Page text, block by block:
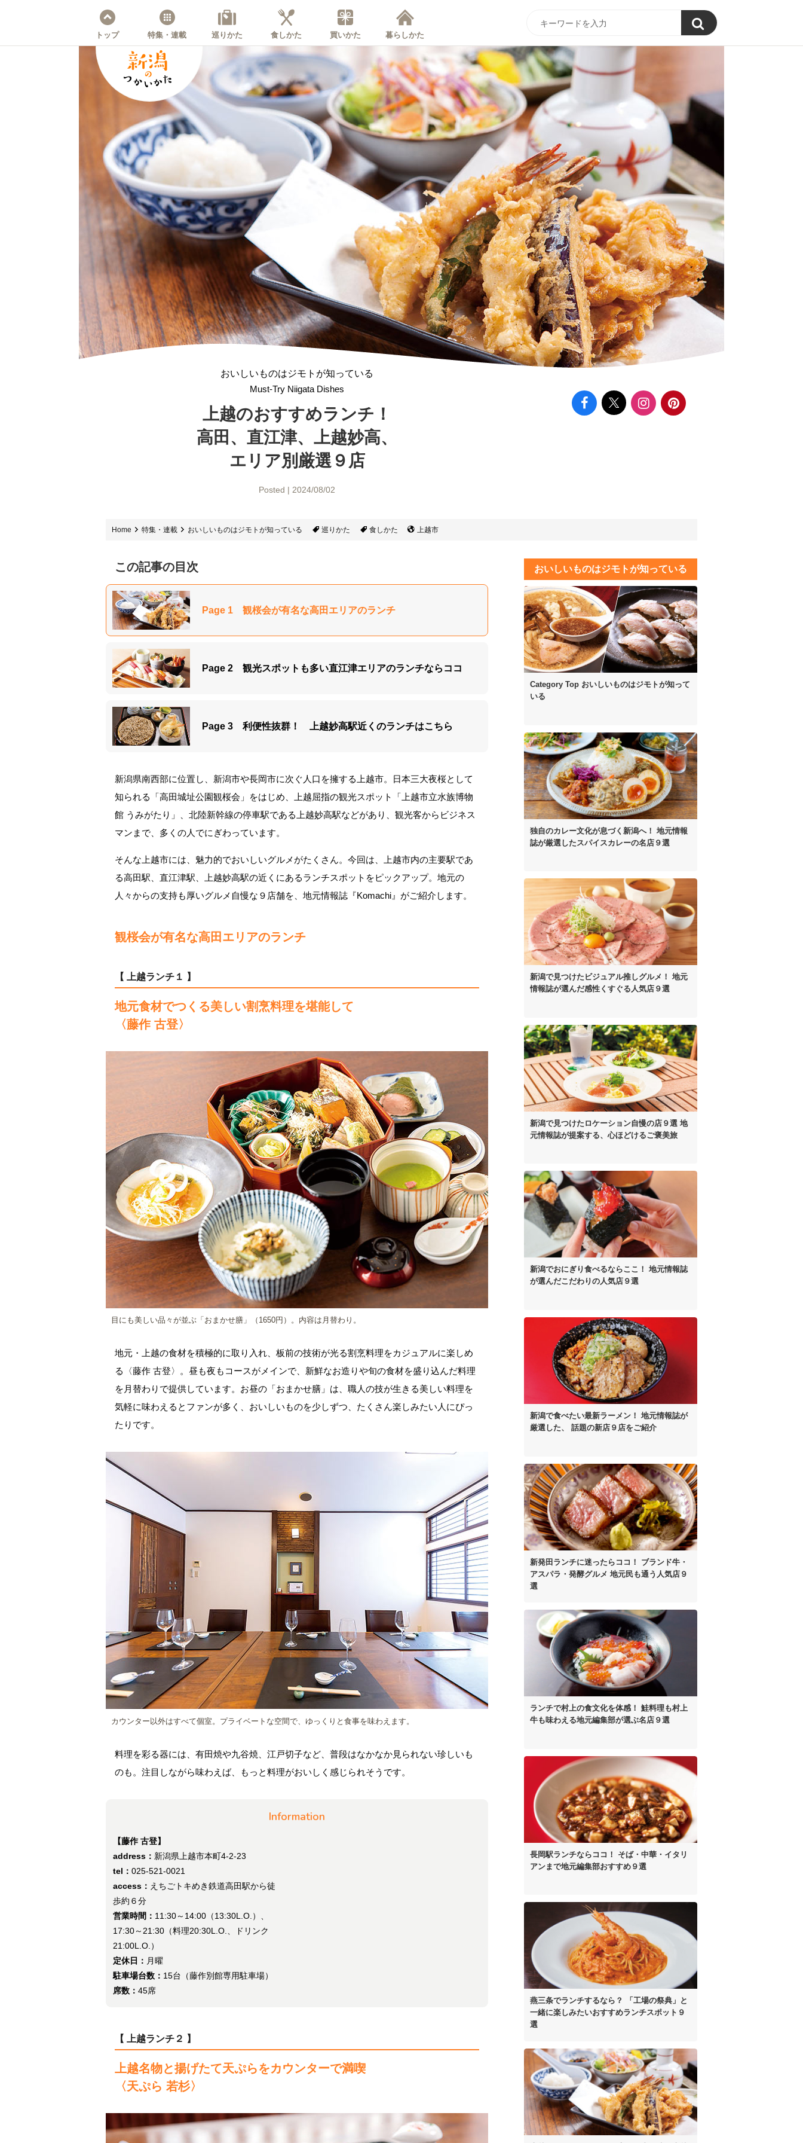
トップ 特集・連載 巡りかた 食しかた 買いかた 暮らしかた
おいしいものはジモトが知っている
Must-Try Niigata Dishes
上越のおすすめランチ！
高田、直江津、上越妙高、
エリア別厳選９店
Posted | 2024/08/02
Home 特集・連載 おいしいものはジモトが知っている 巡りかた 食しかた 上越市
この記事の目次
Page 1 観桜会が有名な高田エリアのランチ
Page 2 観光スポットも多い直江津エリアのランチならココ
Page 3 利便性抜群！ 上越妙高駅近くのランチはこちら
新潟県南西部に位置し、新潟市や長岡市に次ぐ人口を擁する上越市。日本三大夜桜として
知られる「高田城址公園観桜会」をはじめ、上越屈指の観光スポット「上越市立水族博物
館 うみがたり」、北陸新幹線の停車駅である上越妙高駅などがあり、観光客からビジネス
マンまで、多くの人でにぎわっています。
そんな上越市には、魅力的でおいしいグルメがたくさん。今回は、上越市内の主要駅であ
る高田駅、直江津駅、上越妙高駅の近くにあるランチスポットをピックアップ。地元の
人々からの支持も厚いグルメ自慢な９店舗を、地元情報誌『Komachi』がご紹介します。
観桜会が有名な高田エリアのランチ
【 上越ランチ１ 】
地元食材でつくる美しい割烹料理を堪能して
〈藤作 古登〉
目にも美しい品々が並ぶ「おまかせ膳」（1650円）。内容は月替わり。
地元・上越の食材を積極的に取り入れ、板前の技術が光る割烹料理をカジュアルに楽しめ
る〈藤作 古登〉。昼も夜もコースがメインで、新鮮なお造りや旬の食材を盛り込んだ料理
を月替わりで提供しています。お昼の「おまかせ膳」は、職人の技が生きる美しい料理を
気軽に味わえるとファンが多く、おいしいものを少しずつ、たくさん楽しみたい人にぴっ
たりです。
カウンター以外はすべて個室。プライベートな空間で、ゆっくりと食事を味わえます。
料理を彩る器には、有田焼や九谷焼、江戸切子など、普段はなかなか見られない珍しいも
のも。注目しながら味わえば、もっと料理がおいしく感じられそうです。
Information
【藤作 古登】
address： 新潟県上越市本町4-2-23
tel： 025-521-0021
access： えちごトキめき鉄道高田駅から徒
歩約６分
営業時間： 11:30～14:00（13:30L.O.）、
17:30～21:30（料理20:30L.O.、ドリンク
21:00L.O.）
定休日： 月曜
駐車場台数： 15台（藤作別館専用駐車場）
席数： 45席
【 上越ランチ２ 】
上越名物と揚げたて天ぷらをカウンターで満喫
〈天ぷら 若杉〉
おいしいものはジモトが知っている
Category Top おいしいものはジモトが知って
いる
独自のカレー文化が息づく新潟へ！ 地元情報
誌が厳選した スパイスカレーの名店９選
新潟で見つけた ビジュアル推しグルメ！ 地元
情報誌が選んだ感性くすぐる人気店９選
新潟で見つけた ロケーション自慢の店９選 地
元情報誌が提案する、 心ほどけるご褒美旅
新潟でおにぎり食べるならここ！ 地元情報誌
が選んだこだわりの人気店９選
新潟で食べたい最新ラーメン！ 地元情報誌が
厳選した、 話題の新店９店をご紹介
新発田ランチに迷ったらココ！ ブランド牛・
アスパラ ・発酵グルメ 地元民も通う人気店９
選
ランチで村上の食文化を体感！ 鮭料理も村上
牛も味わえる地元編集部が選ぶ名店９選
長岡駅ランチならココ！ そば・中華・イタリ
アンまで地元編集部おすすめ９選
燕三条でランチするなら？
「工場の祭典」と
一緒に楽しみたいおすすめランチスポット９
選